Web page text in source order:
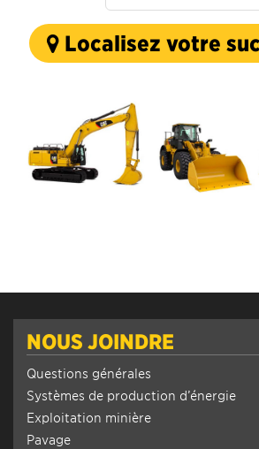
Localisez votre
NOUS JOINDRE
Questions générales
Systèmes de production d’énergie
Exploitation minière
Pavage